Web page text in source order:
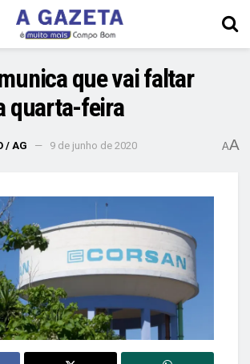
que vai faltar
quarta-feira
/ AG 9 de junho de 2020 AA